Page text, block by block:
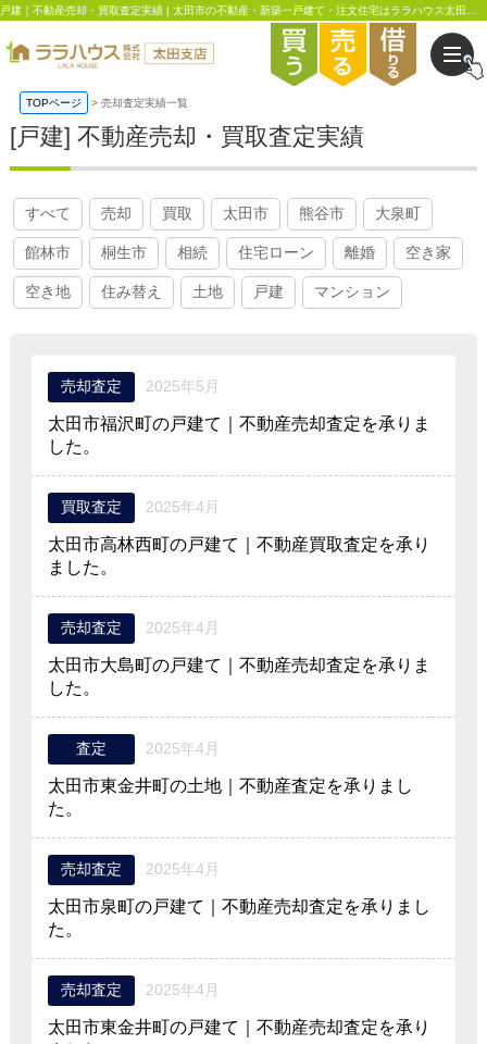
TOPページ 売却査定実績一覧
[戸建] 不動産売却・買取査定実績
すべて 売却 買取 太田市 熊谷市 大泉町
館林市 桐生市 相続 住宅ローン 離婚 空き家
空き地 住み替え 土地 戸建 マンション
売却査定 2025年5月
太田市福沢町の戸建て｜不動産売却査定を承りま
した。
買取査定 2025年4月
太田市高林西町の戸建て｜不動産買取査定を承り
ました。
売却査定 2025年4月
太田市大島町の戸建て｜不動産売却査定を承りま
した。
査定 2025年4月
太田市東金井町の土地｜不動産査定を承りまし
た。
売却査定 2025年4月
太田市泉町の戸建て｜不動産売却査定を承りまし
た。
売却査定 2025年4月
太田市東金井町の戸建て｜不動産売却査定を承り